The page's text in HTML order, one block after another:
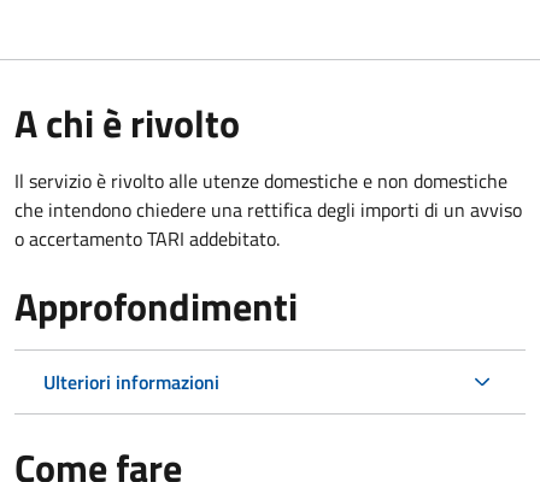
A chi è rivolto
Il servizio è rivolto alle utenze domestiche e non domestiche
che intendono chiedere una rettifica degli importi di un avviso
o accertamento TARI addebitato.
Approfondimenti
Ulteriori informazioni
Come fare